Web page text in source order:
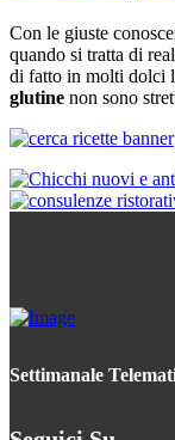
Con le giuste
quando si tratta di
di fatto in molti dolci
glutine non sono
Settimanale